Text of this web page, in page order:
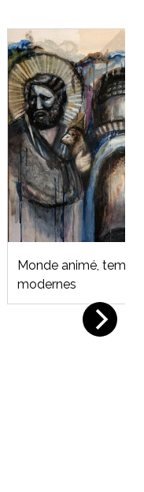
850€
Oratoire
Sculpture